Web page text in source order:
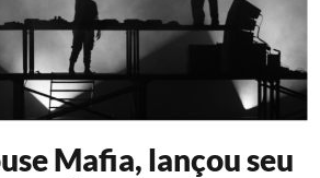
Mafia, lançou seu